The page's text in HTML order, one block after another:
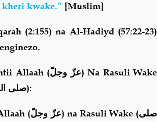
kwake.” [Muslim]
(2:155) na Al-Hadiyd (57:22-23)
Allaah (عزّ وجلّ) Na Rasuli Wake
صلى):
(عزّ وجلّ) na Rasuli Wake (صلى